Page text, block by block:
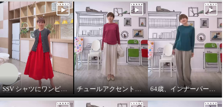
SSV シャツにワンピースをコーデしてみました。 チュールアクセントパーカー64歳カジュアル大好きが推し！ 64歳、インナーパーカーは必需品です。